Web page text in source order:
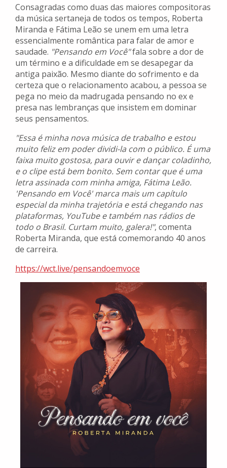
Consagradas como duas das maiores compositoras
da música sertaneja de todos os tempos, Roberta
Miranda e Fátima Leão se unem em uma letra
essencialmente romântica para falar de amor e
saudade. "Pensando em Você"fala sobre a dor de
um término e a dificuldade em se desapegar da
antiga paixão. Mesmo diante do sofrimento e da
certeza que o relacionamento acabou, a pessoa se
pega no meio da madrugada pensando no ex e
presa nas lembranças que insistem em dominar
seus pensamentos.
"Essa é minha nova música de trabalho e estou
muito feliz em poder dividi-la com o público. É uma
faixa muito gostosa, para ouvir e dançar coladinho,
e o clipe está bem bonito. Sem contar que é uma
letra assinada com minha amiga, Fátima Leão.
'Pensando em Você' marca mais um capítulo
especial da minha trajetória e está chegando nas
plataformas, YouTube e também nas rádios de
todo o Brasil. Curtam muito, galera!", comenta
Roberta Miranda, que está comemorando 40 anos
de carreira.
https://wct.live/pensandoemvoce